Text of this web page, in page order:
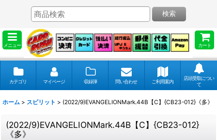
メニュー カート
検索
カテゴリ マイページ 収録弾 問い合わせ ご利用案内
店頭受取につい
て
ホーム > スピリット > (2022/9)EVANGELIONMark.44B【C】{CB23-012}《多》
(2022/9)EVANGELIONMark.44B【C】{CB23-012}
《多》